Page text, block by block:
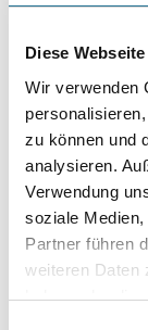
Diese
Wir verwenden
zu können und
analysieren.
Verwendung
soziale
Partner führen
weiteren Daten
haben oder die
Zur